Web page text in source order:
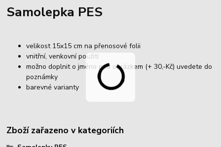
Samolepka PES
velikost 15x15 cm na přenosové folii
vnitřní, venkovní použití
možno doplnit o jméno pod obrázkem (+ 30,-Kč) uvedete do
poznámky
barevné varianty
Zboží zařazeno v kategoriích